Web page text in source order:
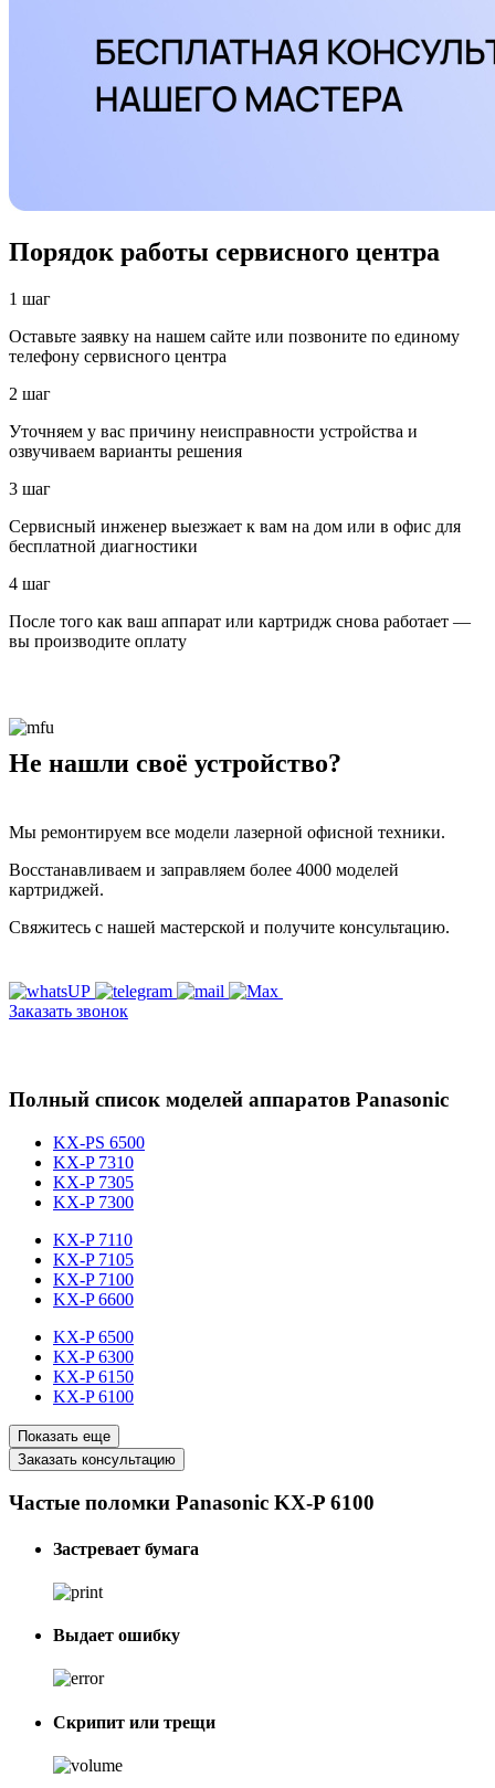
Порядок работы сервисного центра
1 шаг
Оставьте заявку на нашем сайте или позвоните по единому
телефону сервисного центра
2 шаг
Уточняем у вас причину неисправности устройства и
озвучиваем варианты решения
3 шаг
Сервисный инженер выезжает к вам на дом или в офис для
бесплатной диагностики
4 шаг
После того как ваш аппарат или картридж снова работает —
вы производите оплату
Не нашли своё устройство?
Мы ремонтируем все модели лазерной офисной техники.
Восстанавливаем и заправляем более 4000 моделей
картриджей.
Свяжитесь с нашей мастерской и получите консультацию.
Заказать звонок
Полный список моделей аппаратов Panasonic
KX-PS 6500
KX-P 7310
KX-P 7305
KX-P 7300
KX-P 7110
KX-P 7105
KX-P 7100
KX-P 6600
KX-P 6500
KX-P 6300
KX-P 6150
KX-P 6100
Показать еще
Заказать консультацию
Частые поломки Panasonic KX-P 6100
Застревает бумага
Выдает ошибку
Скрипит или трещи